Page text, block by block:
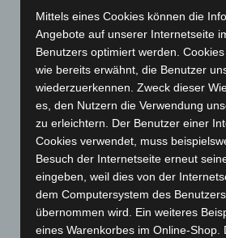
Juni 2026(139)
Mai 2026(99)
April 2026
(99)
März 2026(115)
Februar 2026(109)
Januar 2026
(122)
Dezember 2025 (103)
November 2025(114)
Oktober 2025(112)
Mittels eines Cookies können die
Angebote auf unserer Internetseite
Benutzers optimiert werden.
wie bereits erwähnt, die Benutzer
wiederzuerkennen. Zweck dieser
es, den Nutzern die Verwendung
zu erleichtern. Der Benutzer einer
Cookies verwendet, muss
Besuch der Internetseite erneut
eingeben, weil dies von der
dem Computersystem des
übernommen wird. Ein weiteres
eines Warenkorbes im Online-Shop.